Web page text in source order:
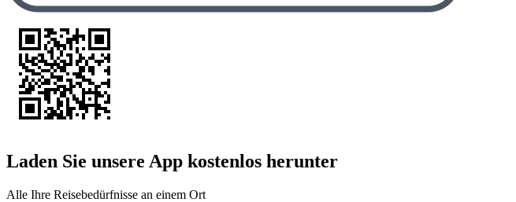
Laden Sie unsere App kostenlos herunter
Alle Ihre Reisebedürfnisse an einem Ort